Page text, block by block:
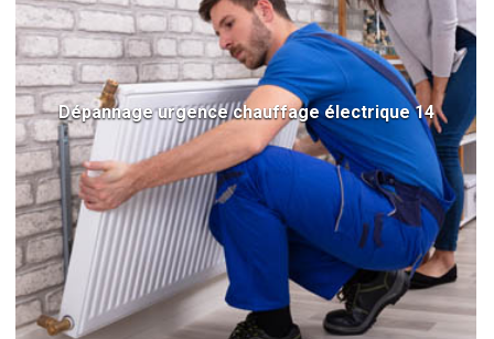
Dépannage urgence chauffage électrique 14